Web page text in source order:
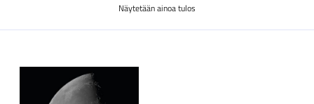
Näytetään ainoa tulos